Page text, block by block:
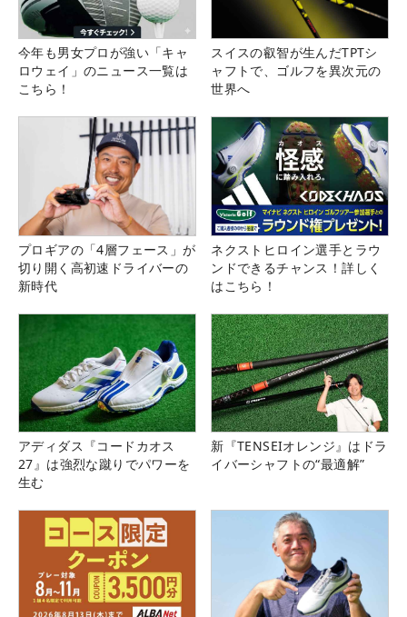
今年も男女プロが強い「キャ
ロウェイ」のニュース一覧は
こちら！
スイスの叡智が生んだTPTシ
ャフトで、ゴルフを異次元の
世界へ
プロギアの「4層フェース」が
切り開く高初速ドライバーの
新時代
ネクストヒロイン選手とラウ
ンドできるチャンス！詳しく
はこちら！
アディダス『コードカオス
27』は強烈な蹴りでパワーを
生む
新『TENSEIオレンジ』はドラ
イバーシャフトの“最適解”